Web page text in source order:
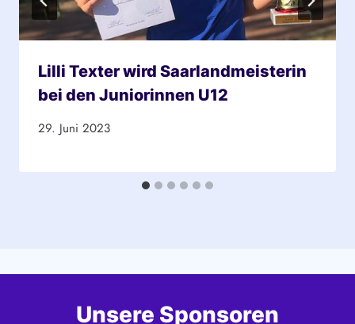
Lilli Texter wird Saarlandmeisterin
bei den Juniorinnen U12
29. Juni 2023
Unsere Sponsoren